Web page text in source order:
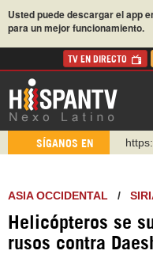
Usted puede descargar el app
para un mejor funcionamiento.
TV EN DIRECTO
SÍGANOS EN
ASIA OCCIDENTAL /
Helicópteros se
rusos contra